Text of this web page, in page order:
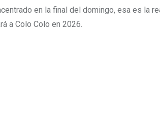
en la final del domingo, esa es la
a Colo Colo en 2026.